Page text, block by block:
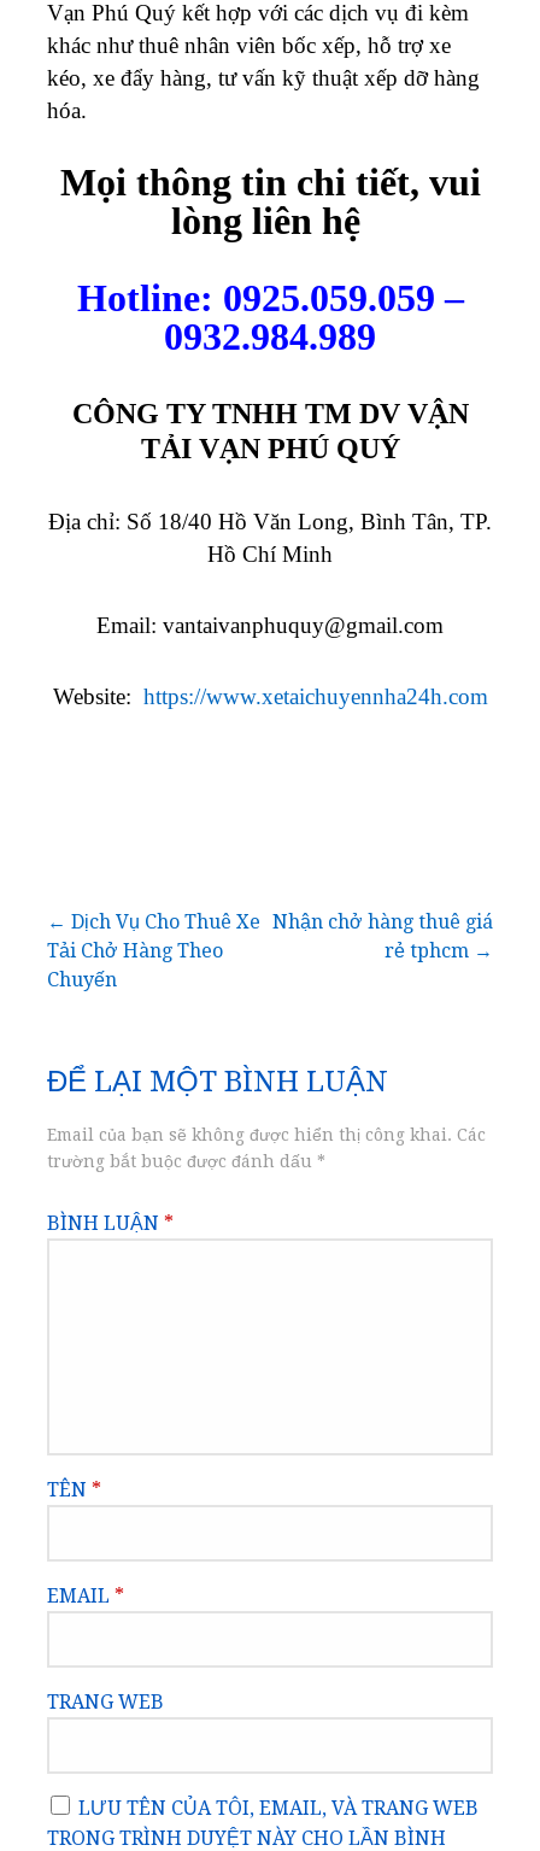
Vạn Phú Quý kết hợp với các dịch vụ đi kèm
khác như thuê nhân viên bốc xếp, hỗ trợ xe
kéo, xe đẩy hàng, tư vấn kỹ thuật xếp dỡ hàng
hóa.
Mọi thông tin chi tiết, vui
lòng liên hệ
Hotline: 0925.059.059 –
0932.984.989
CÔNG TY TNHH TM DV VẬN
TẢI VẠN PHÚ QUÝ
Địa chỉ: Số 18/40 Hồ Văn Long, Bình Tân, TP.
Hồ Chí Minh
Email: vantaivanphuquy@gmail.com
Website: https://www.xetaichuyennha24h.com
Điều
hướng
viết
← Dịch Vụ Cho Thuê Xe
Tải Chở Hàng Theo
Chuyến
Nhận chở hàng thuê giá
rẻ tphcm →
ĐỂ LẠI MỘT BÌNH LUẬN
Email của bạn sẽ không được hiển thị công khai. Các
trường bắt buộc được đánh dấu *
BÌNH LUẬN *
TÊN *
EMAIL *
TRANG WEB
LƯU TÊN CỦA TÔI, EMAIL, VÀ TRANG WEB
TRONG TRÌNH DUYỆT NÀY CHO LẦN BÌNH